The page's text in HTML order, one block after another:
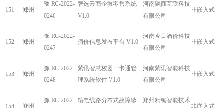
151 郑州
豫 RC-2022-
0246
智选云商企微零售系统
V1.0
河南融商互联科技
有限公司
非嵌入式
152 郑州
豫 RC-2022-
0247
酒价信息发布平台 V1.0
河南今日酒价科技
有限公司
非嵌入式
153 郑州
豫 RC-2022-
0248
紫讯智慧校园一卡通管
理系统软件 V1.0
河南紫讯智能科技
有限公司
非嵌入式
154 郑州
豫 RC-2022- 输电线路分布式故障诊
郑州精铖智能技术
非嵌入式